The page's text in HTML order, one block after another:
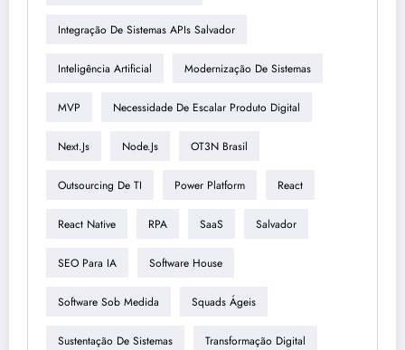
Integração De Sistemas APIs Salvador
Inteligência Artificial Modernização De Sistemas
MVP Necessidade De Escalar Produto Digital
Next.js Node.js OT3N Brasil
Outsourcing De TI Power Platform React
React Native RPA SaaS Salvador
SEO Para IA Software House
Software Sob Medida Squads Ágeis
Sustentação De Sistemas Transformação Digital